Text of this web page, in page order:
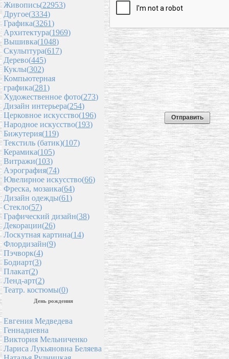
Живопись(22953)
Другое(3334)
Графика(3261)
Архитектура(1969)
Вышивка(1048)
Скульптура(617)
Дерево(445)
Куклы(302)
Компьютерная
графика(281)
Художественное фото(273)
Дизайн интерьера(254)
Церковное искусство(196)
Народное искусство(193)
Бижутерия(119)
Текстиль (батик)(107)
Керамика(105)
Витражи(103)
Аэрография(74)
Ювелирное искусство(66)
Фреска, мозаика(64)
Дизайн одежды(61)
Стекло(57)
Графический дизайн(38)
Декорации(26)
Лоскутная картина(14)
Флордизайн(9)
Пэчворк(4)
Бодиарт(3)
Плакат(2)
Ленд-арт(2)
Театр. костюмы(0)
День рождения
Евгения Медведева
Геннадиевна
Виктория Мельниченко
Лариса Лукьяновна Беляева